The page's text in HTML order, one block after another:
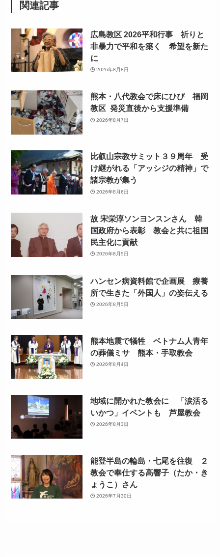
関連記事
広島教区 2026平和行事 祈りと
非暴力で平和を築く 希望を新た
に
2026年8月8日
熊本・八代教会で床にひび 福岡
教区 発災直後から支援準備
2026年8月7日
比叡山宗教サミット３９周年 受
け継がれる「アッシジの精神」で
諸宗教が集う
2026年8月6日
故 宋栄淳ソンヨンスンさん 韓
国政府から表彰 教会と共に祖国
民主化に貢献
2026年8月5日
ハンセン病資料館で企画展 療養
所で生きた「外国人」の姿伝える
2026年8月5日
熊本地震で犠牲 ベトナム人青年
の葬儀ミサ 熊本・手取教会
2026年8月4日
地域に開かれた教会に 「涙活る
いかつ」イベントも 芦屋教会
2026年8月3日
能登半島の輪島・七尾を往復 ２
教会で奉仕する高響子（たか・き
ょうこ）さん
2026年7月30日